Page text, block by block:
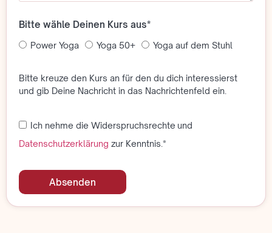
Bitte wähle Deinen Kurs aus*
Power Yoga Yoga 50+ Yoga auf dem Stuhl
Bitte kreuze den Kurs an für den du dich interessierst
und gib Deine Nachricht in das Nachrichtenfeld ein.
Ich nehme die Widerspruchsrechte und
Datenschutzerklärung zur Kenntnis.*
Absenden